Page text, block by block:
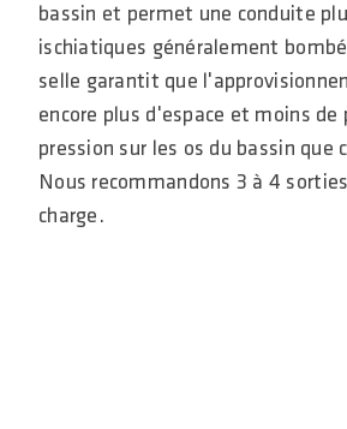
bassin et permet une conduite
ischiatiques généralement
selle garantit que
encore plus d'espace et moins
pression sur les os du bassin
Nous recommandons 3 à 4
charge.